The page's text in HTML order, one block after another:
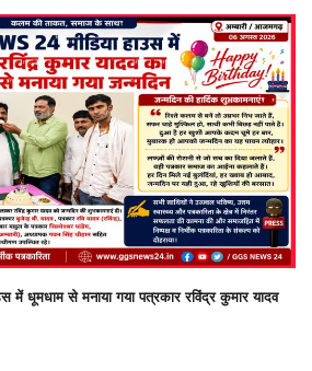
में धूमधाम से मनाया गया पत्रकार रविंद्र कुमार यादव